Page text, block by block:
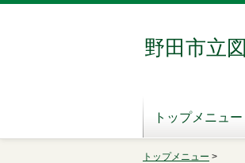
野田市立
トップメニュー
トップメニュー >